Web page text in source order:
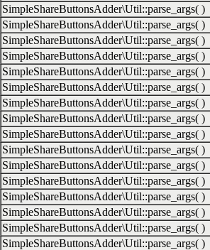
SimpleShareButtonsAdder\Util::parse_args( )
SimpleShareButtonsAdder\Util::parse_args( )
SimpleShareButtonsAdder\Util::parse_args( )
SimpleShareButtonsAdder\Util::parse_args( )
SimpleShareButtonsAdder\Util::parse_args( )
SimpleShareButtonsAdder\Util::parse_args( )
SimpleShareButtonsAdder\Util::parse_args( )
SimpleShareButtonsAdder\Util::parse_args( )
SimpleShareButtonsAdder\Util::parse_args( )
SimpleShareButtonsAdder\Util::parse_args( )
SimpleShareButtonsAdder\Util::parse_args( )
SimpleShareButtonsAdder\Util::parse_args( )
SimpleShareButtonsAdder\Util::parse_args( )
SimpleShareButtonsAdder\Util::parse_args( )
SimpleShareButtonsAdder\Util::parse_args( )
SimpleShareButtonsAdder\Util::parse_args( )